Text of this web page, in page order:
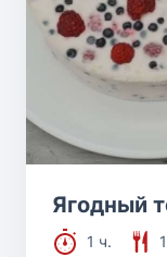
Ягодный
1 ч.